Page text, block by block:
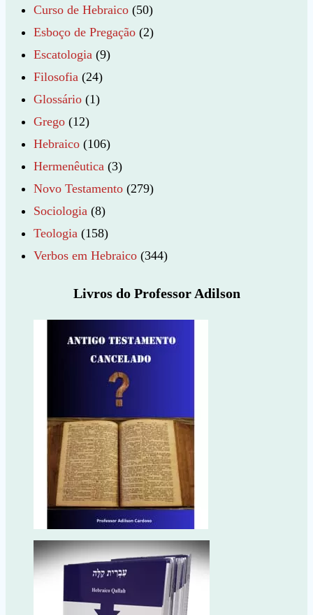
Curso de Hebraico (50)
Esboço de Pregação (2)
Escatologia (9)
Filosofia (24)
Glossário (1)
Grego (12)
Hebraico (106)
Hermenêutica (3)
Novo Testamento (279)
Sociologia (8)
Teologia (158)
Verbos em Hebraico (344)
Livros do Professor Adilson